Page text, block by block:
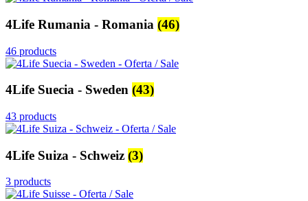
4Life Rumania - Romania (46)
46 products
4Life Suecia - Sweden (43)
43 products
4Life Suiza - Schweiz (3)
3 products